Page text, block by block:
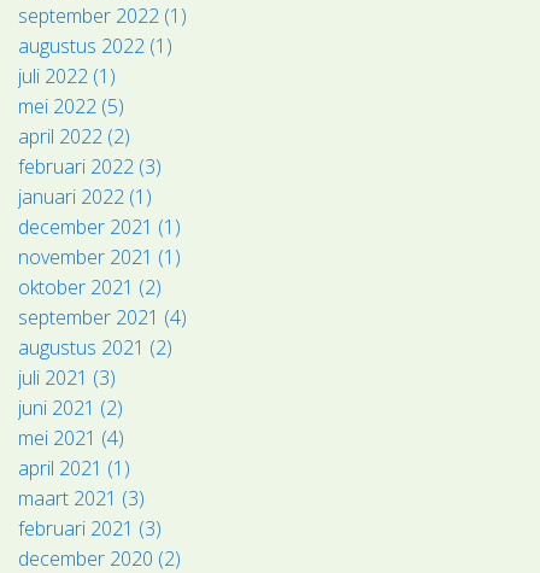
september 2022 (1)
augustus 2022 (1)
juli 2022 (1)
mei 2022 (5)
april 2022 (2)
februari 2022 (3)
januari 2022 (1)
december 2021 (1)
november 2021 (1)
oktober 2021 (2)
september 2021 (4)
augustus 2021 (2)
juli 2021 (3)
juni 2021 (2)
mei 2021 (4)
april 2021 (1)
maart 2021 (3)
februari 2021 (3)
december 2020 (2)